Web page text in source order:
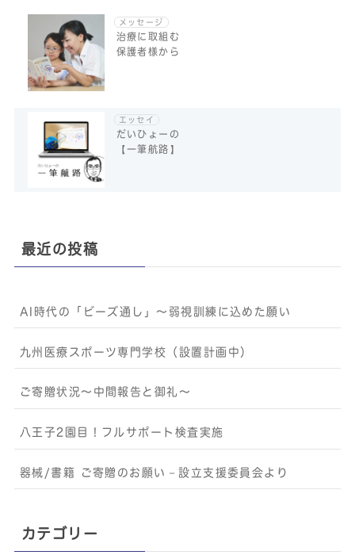
メッセージ
治療に取組む
保護者様から
エッセイ
だいひょーの
【一筆航路】
最近の投稿
AI時代の「ビーズ通し」〜弱視訓練に込めた願い
九州医療スポーツ専門学校（設置計画中）
ご寄贈状況～中間報告と御礼～
八王子2園目！フルサポート検査実施
器械/書籍 ご寄贈のお願い－設立支援委員会より
カテゴリー